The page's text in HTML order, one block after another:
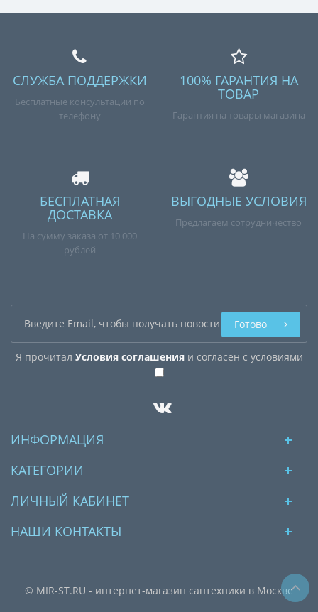
СЛУЖБА ПОДДЕРЖКИ
Бесплатные консультации по
телефону
100% ГАРАНТИЯ НА
ТОВАР
Гарантия на товары магазина
БЕСПЛАТНАЯ
ДОСТАВКА
На сумму заказа от 10 000
рублей
ВЫГОДНЫЕ УСЛОВИЯ
Предлагаем сотрудничество
Я прочитал Условия соглашенияи согласен с условиями
Готово
ИНФОРМАЦИЯ
КАТЕГОРИИ
ЛИЧНЫЙ КАБИНЕТ
НАШИ КОНТАКТЫ
© MIR-ST.RU - интернет-магазин сантехники в Москве